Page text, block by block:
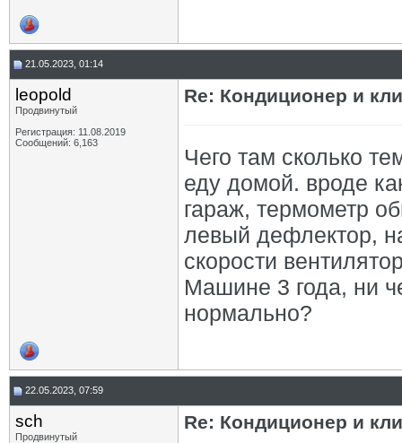
21.05.2023, 01:14
leopold
Продвинутый
Регистрация: 11.08.2019
Сообщений: 6,163
Re: Кондиционер и
Чего там сколько
еду домой. вроде
гараж, термометр
левый дефлектор,
скорости
Машине 3 года, ни
нормально?
22.05.2023, 07:59
sch
Продвинутый
Re: Кондиционер и